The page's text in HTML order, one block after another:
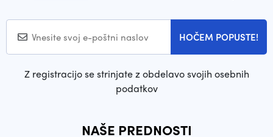
HOČEM POPUSTE!
Z registracijo se strinjate z obdelavo svojih osebnih
podatkov
NAŠE PREDNOSTI